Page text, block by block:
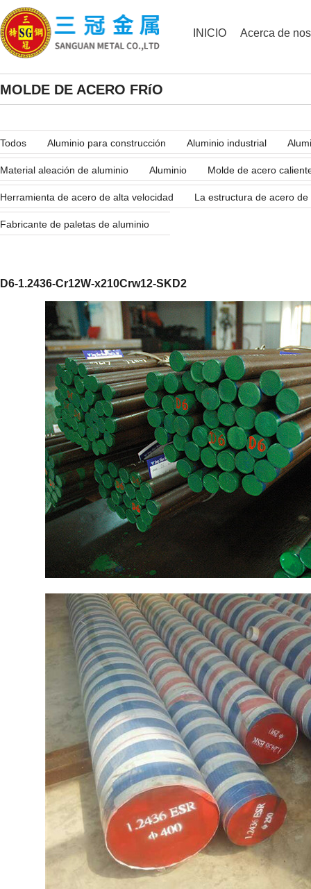
INICIO Acerca de
MOLDE DE ACERO FRíO
Todos Aluminio para construcción Aluminio industrial
Material aleación de aluminio Aluminio Molde de acero
Herramienta de acero de alta velocidad La estructura de acero de
Fabricante de paletas de aluminio
D6-1.2436-Cr12W-x210Crw12-SKD2